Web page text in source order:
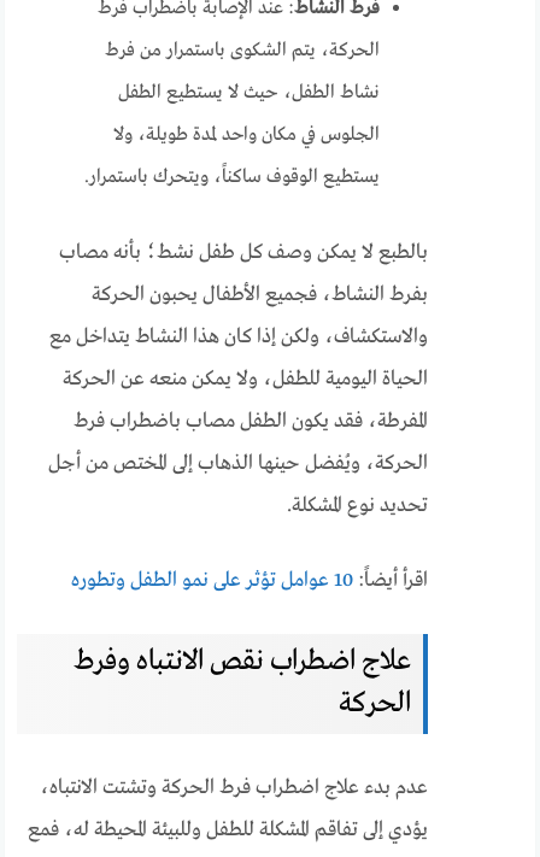
فرط النشاط: عند الإصابة باضطراب فرط
الحركة، يتم الشكوى باستمرار من فرط
نشاط الطفل، حيث لا يستطيع الطفل
الجلوس في مكان واحد لمدة طويلة، ولا
يستطيع الوقوف ساكناً، ويتحرك باستمرار.
بالطبع لا يمكن وصف كل طفل نشط؛ بأنه مصاب
بفرط النشاط، فجميع الأطفال يحبون الحركة
والاستكشاف، ولكن إذا كان هذا النشاط يتداخل مع
الحياة اليومية للطفل، ولا يمكن منعه عن الحركة
المفرطة، فقد يكون الطفل مصاب باضطراب فرط
الحركة، ويُفضل حينها الذهاب إلى المختص من أجل
تحديد نوع المشكلة.
اقرأ أيضاً:10 عوامل تؤثر على نمو الطفل وتطوره
علاج اضطراب نقص الانتباه وفرط
الحركة
عدم بدء علاج اضطراب فرط الحركة وتشتت الانتباه،
يؤدي إلى تفاقم المشكلة للطفل وللبيئة المحيطة له، فمع